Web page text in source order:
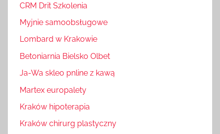
CRM Drit Szkolenia
Myjnie samoobsługowe
Lombard w Krakowie
Betoniarnia Bielsko Olbet
Ja-Wa skleo pnline z kawą
Martex europalety
Kraków hipoterapia
Kraków chirurg plastyczny